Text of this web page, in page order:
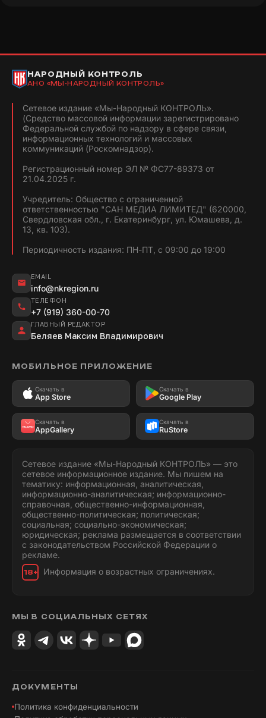
НАРОДНЫЙ КОНТРОЛЬ
АНО «МЫ-НАРОДНЫЙ КОНТРОЛЬ»
Сетевое издание «Мы-Народный КОНТРОЛЬ».
(Средство массовой информации зарегистрировано
Федеральной службой по надзору в сфере связи,
информационных технологий и массовых
коммуникаций (Роскомнадзор).
Регистрационный номер ЭЛ № ФС77-89373 от
21.04.2025 г.
Учредитель: Общество с ограниченной
ответственностью "САН МЕДИА ЛИМИТЕД" (620000,
Свердловская обл., г. Екатеринбург, ул. Юмашева, д.
13, кв. 103).
Периодичность издания: ПН-ПТ, с 09:00 до 19:00
EMAIL
info@nkregion.ru
ТЕЛЕФОН
+7 (919) 360-00-70
ГЛАВНЫЙ РЕДАКТОР
Беляев Максим Владимирович
МОБИЛЬНОЕ ПРИЛОЖЕНИЕ
Скачать в
App Store
Скачать в
Google Play
Скачать в
AppGallery
Скачать в
RuStore
Сетевое издание «Мы-Народный КОНТРОЛЬ» — это
сетевое информационное издание. Мы пишем на
тематику: информационная, аналитическая,
информационно-аналитическая; информационно-
справочная, общественно-информационная,
общественно-политическая; политическая;
социальная; социально-экономическая;
юридическая; реклама размещается в соответствии
с законодательством Российской Федерации о
рекламе.
18+ Информация о возрастных ограничениях.
МЫ В СОЦИАЛЬНЫХ СЕТЯХ
ДОКУМЕНТЫ
Политика конфиденциальности